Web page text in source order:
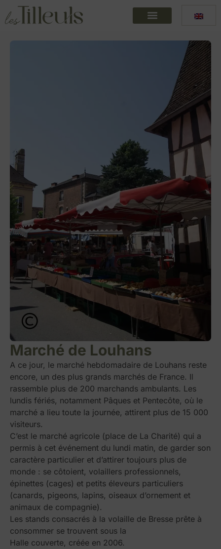
Marché de Louhans
A ce jour, le marché hebdomadaire de Louhans reste
encore, un des plus grands marchés de France. Il
rassemble plus de 200 marchands ambulants. Les
lundis fériés, notamment Pâques et Pentecôte, où le
marché a lieu toute la journée, attirent plus de 15 000
visiteurs.
C’est le marché agricole (place de La Charité) qui a
permis à cet événement du lundi matin, de garder son
caractère particulier et d’attirer toujours plus de
monde : se côtoient, volaillers professionnels,
épinettes (cages) et petits éleveurs particuliers
(canards, pigeons, lapins, oiseaux d’ornement et
animaux de compagnie).
Les stands consacrés à la volaille de Bresse prête à
consommer se trouvent sous la
Halle couverte, créée en 2006.